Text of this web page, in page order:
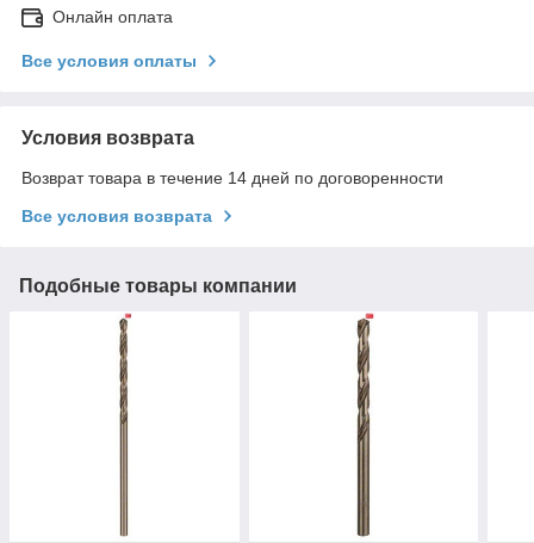
Онлайн оплата
Все условия оплаты
Условия возврата
Возврат товара в течение 14 дней по договоренности
Все условия возврата
Подобные товары компании